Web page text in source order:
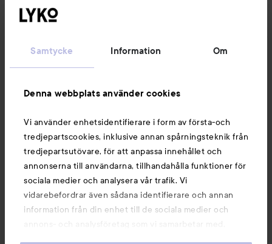
Samtycke Information Om
Denna webbplats använder cookies
Vi använder enhetsidentifierare i form av första-och
tredjepartscookies, inklusive annan spårningsteknik från
tredjepartsutövare, för att anpassa innehållet och
annonserna till användarna, tillhandahålla funktioner för
sociala medier och analysera vår trafik. Vi
vidarebefordrar även sådana identifierare och annan
information från din enhet till de sociala medier och
annons- och analysföretag som vi samarbetar med.
Du kanske också gillar